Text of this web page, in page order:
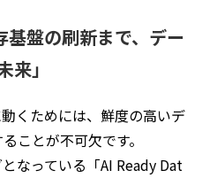
盤の刷新まで、デー
来」
くためには、鮮度の高いデ
ことが不可欠です。
なっている「AI Ready Dat